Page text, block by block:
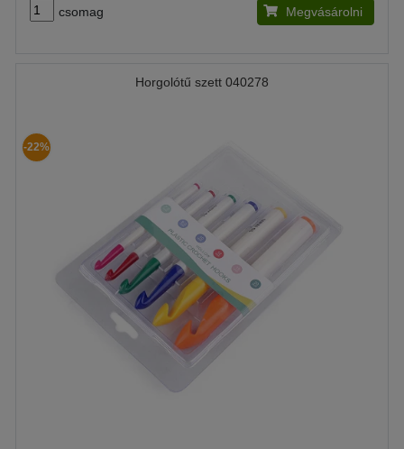
csomag Megvásárolni
Horgolótű szett 040278
-22%